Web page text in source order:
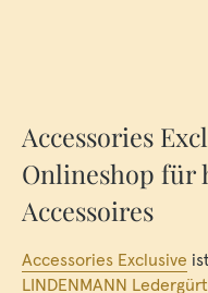
Accessories
Onlineshop für
Accessoires
Accessories Exclusive
LINDENMANN